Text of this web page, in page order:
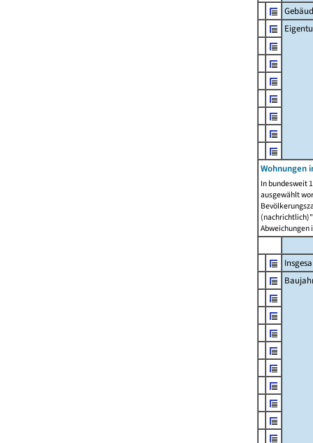
Wohnungen
In bundesweit
ausgewählt
Abweichungen